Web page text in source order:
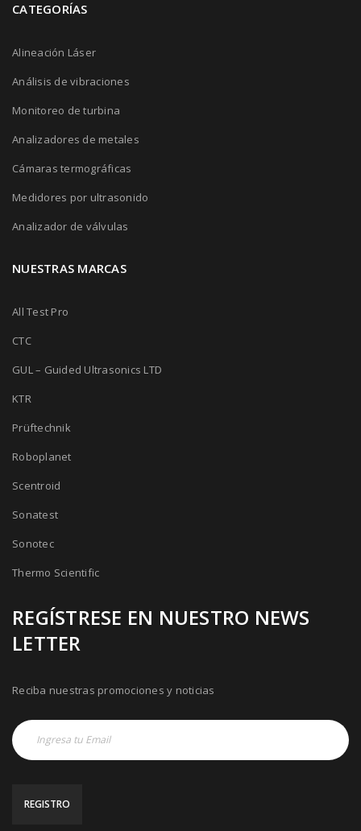
CATEGORÍAS
Alineación Láser
Análisis de vibraciones
Monitoreo de turbina
Analizadores de metales
Cámaras termográficas
Medidores por ultrasonido
Analizador de válvulas
NUESTRAS MARCAS
All Test Pro
CTC
GUL – Guided Ultrasonics LTD
KTR
Prüftechnik
Roboplanet
Scentroid
Sonatest
Sonotec
Thermo Scientific
REGÍSTRESE EN NUESTRO NEWS
LETTER
Reciba nuestras promociones y noticias